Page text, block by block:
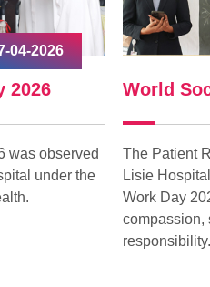
04-2026
2026
was observed
under the
World
The Patient
Lisie
Work Day
compassion,
responsibility.